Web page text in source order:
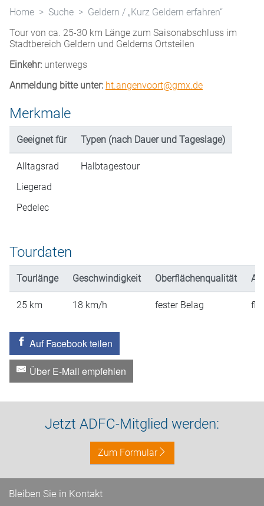
Home Suche
Geldern / „Kurz Geldern erfahren“
Tour von ca. 25-30 km Länge zum Saisonabschluss im
Stadtbereich Geldern und Gelderns Ortsteilen
Einkehr: unterwegs
Anmeldung bitte unter: ht.angenvoort@gmx.de
Merkmale
Geeignet für Typen (nach Dauer und Tageslage)
Alltagsrad
Liegerad
Pedelec
Halbtagestour
Tourdaten
Tourlänge Geschwindigkeit Oberflächenqualität
25 km 18 km/h fester Belag
Auf Facebook teilen
Über E-Mail empfehlen
Jetzt ADFC-Mitglied werden:
Zum Formular
Bleiben Sie in Kontakt